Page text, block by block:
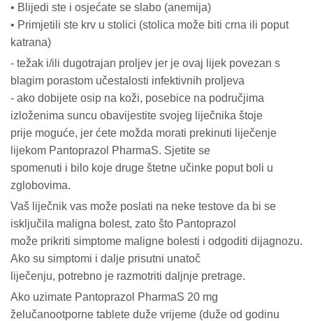
• Blijedi ste i osjećate se slabo (anemija)
• Primjetili ste krv u stolici (stolica može biti crna ili poput
katrana)
- težak i/ili dugotrajan proljev jer je ovaj lijek povezan s
blagim porastom učestalosti infektivnih proljeva
- ako dobijete osip na koži, posebice na područjima
izloženima suncu obavijestite svojeg liječnika štoje
prije moguće, jer ćete možda morati prekinuti liječenje
lijekom Pantoprazol PharmaS. Sjetite se
spomenuti i bilo koje druge štetne učinke poput boli u
zglobovima.
Vaš liječnik vas može poslati na neke testove da bi se
isključila maligna bolest, zato što Pantoprazol
može prikriti simptome maligne bolesti i odgoditi dijagnozu.
Ako su simptomi i dalje prisutni unatoč
liječenju, potrebno je razmotriti daljnje pretrage.
Ako uzimate Pantoprazol PharmaS 20 mg
želučanootporne tablete duže vrijeme (duže od godinu